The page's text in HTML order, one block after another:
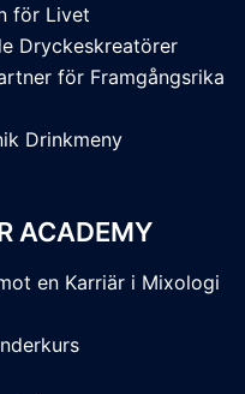
för Livet
Dryckeskreatörer
för Framgångsrika
Drinkmeny
ACADEMY
en Karriär i Mixologi